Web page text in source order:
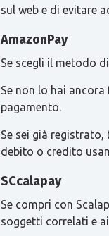
sul web e di evitare
AmazonPay
Se scegli il metodo
Se non lo hai
pagamento.
Se sei già
debito o credito
SCcalapay
Se compri con
soggetti correlati e